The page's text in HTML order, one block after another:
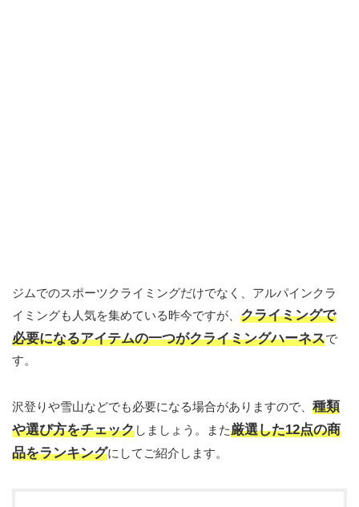
ジムでのスポーツクライミングだけでなく、アルパインクラ
イミングも人気を集めている昨今ですが、 クライミングで
必要になるアイテムの一つがクライミングハーネスで
す。
沢登りや雪山などでも必要になる場合がありますので、 種類
や選び方をチェックしましょう。また厳選した12点の商
品をランキングにしてご紹介します。